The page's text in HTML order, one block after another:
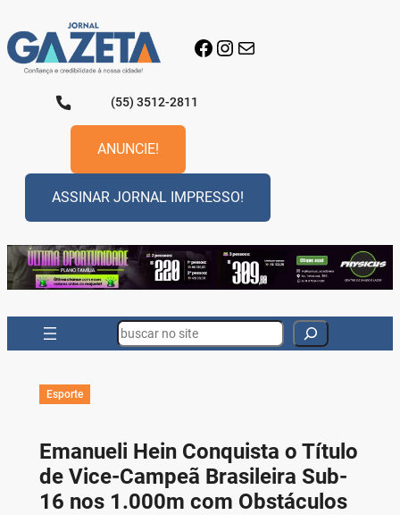
para
o
conteúdo
Facebook
Instagram
E-mail
(55) 3512-2811
ANUNCIE!
ASSINAR JORNAL IMPRESSO!
Search
Esporte
Emanueli Hein Conquista o Título
de Vice-Campeã Brasileira Sub-
16 nos 1.000m com Obstáculos